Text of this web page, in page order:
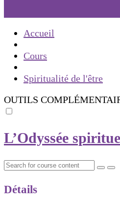
Accueil
Cours
Spiritualité de l'être
OUTILS
L’Odyssée
Détails